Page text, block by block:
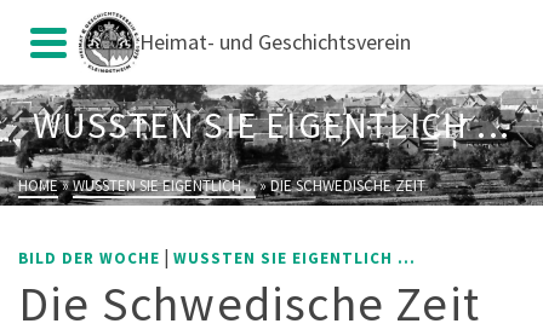
Heimat- und Geschichtsverein
WUSSTEN SIE EIGENTLICH ...
HOME»WUSSTEN SIE EIGENTLICH ...»DIE SCHWEDISCHE ZEIT
BILD DER WOCHE | WUSSTEN SIE EIGENTLICH ...
Die Schwedische Zeit